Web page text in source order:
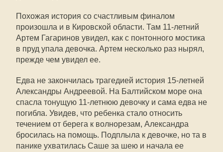
Похожая история со счастливым финалом
произошла и в Кировской области. Там 11-летний
Артем Гагаринов увидел, как с понтонного мостика
в пруд упала девочка. Артем несколько раз нырял,
прежде чем увидел ее.
Едва не закончилась трагедией история 15-летней
Александры Андреевой. На Балтийском море она
спасла тонущую 11-летнюю девочку и сама едва не
погибла. Увидев, что ребенка стало относить
течением от берега к волнорезам, Александра
бросилась на помощь. Подплыла к девочке, но та в
панике ухватилась Саше за шею и начала ее